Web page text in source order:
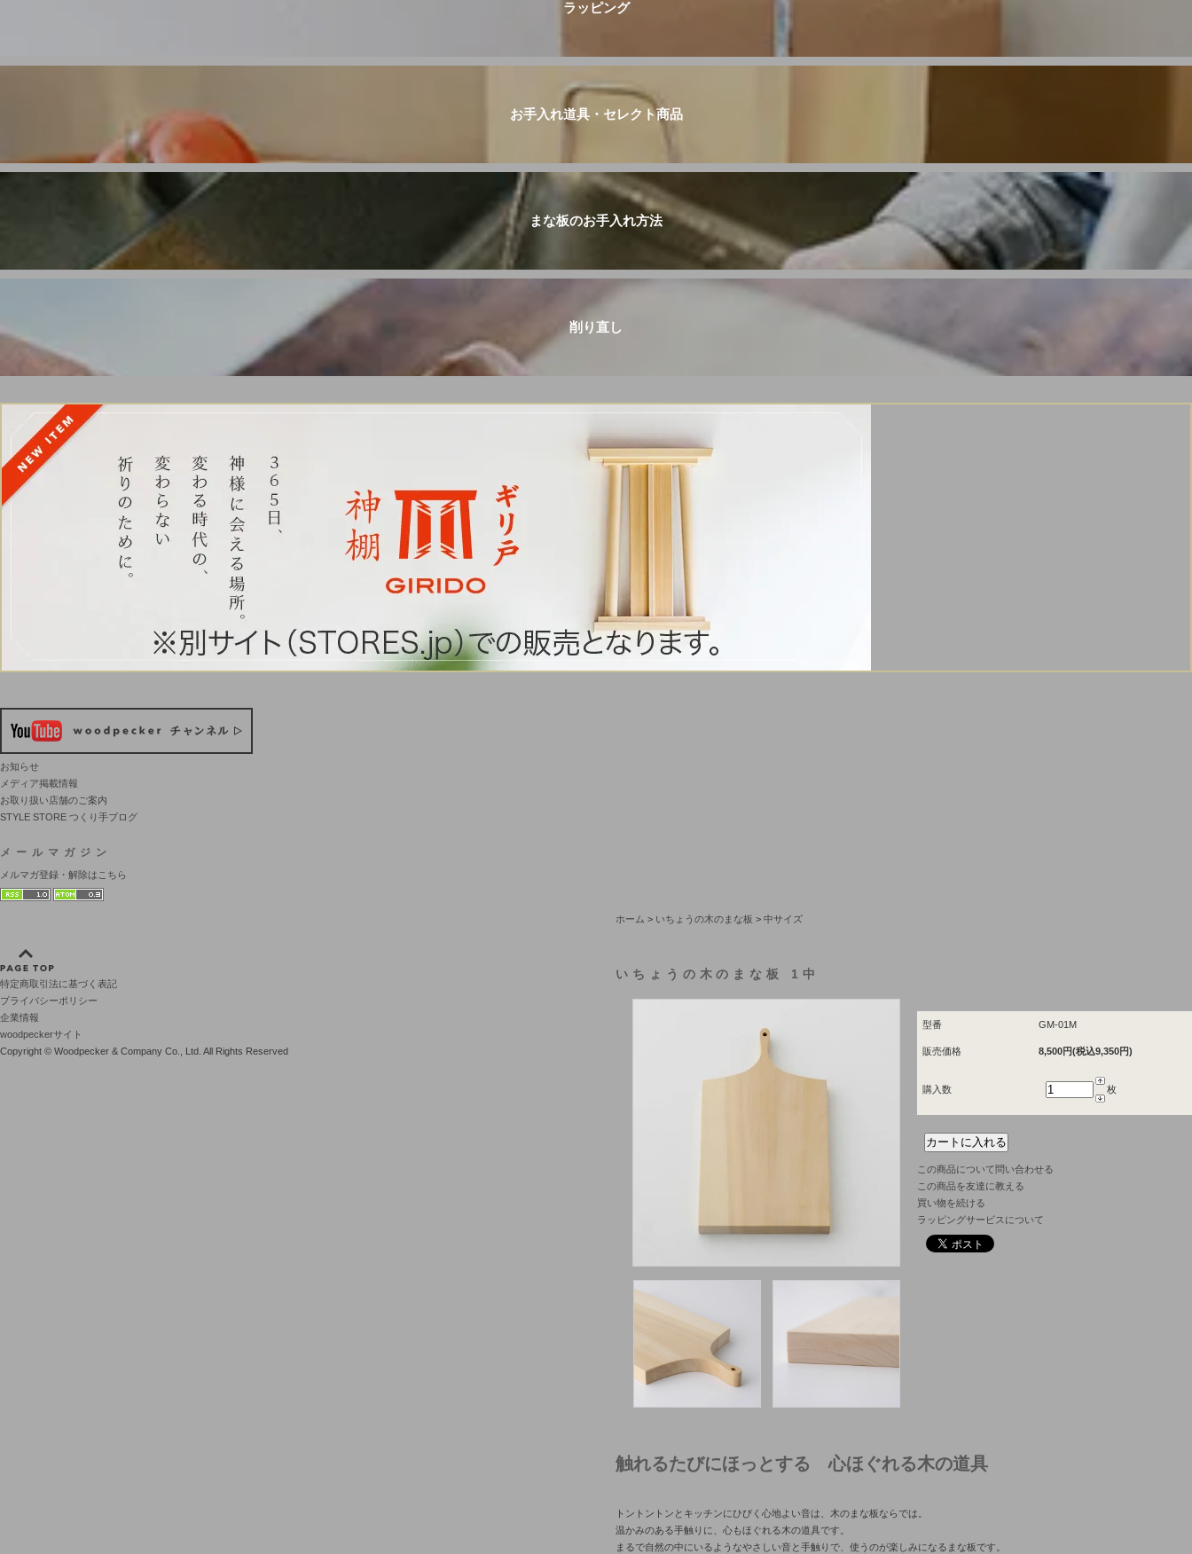
ラッピング
お手入れ道具・セレクト商品
まな板のお手入れ方法
削り直し
お知らせ
メディア掲載情報
お取り扱い店舗のご案内
STYLE STORE つくり手ブログ
メールマガジン
メルマガ登録・解除はこちら
ホーム > いちょうの木のまな板 > 中サイズ
いちょうの木のまな板 1中
型番 GM-01M
販売価格 8,500円(税込9,350円)
購入数 枚
この商品について問い合わせる
この商品を友達に教える
買い物を続ける
ラッピングサービスについて
触れるたびにほっとする 心ほぐれる木の道具
トントントンとキッチンにひびく心地よい音は、木のまな板ならでは。
温かみのある手触りに、心もほぐれる木の道具です。
まるで自然の中にいるようなやさしい音と手触りで、使うのが楽しみになるまな板です。
特定商取引法に基づく表記
プライバシーポリシー
企業情報
woodpeckerサイト
Copyright © Woodpecker & Company Co., Ltd. All Rights Reserved